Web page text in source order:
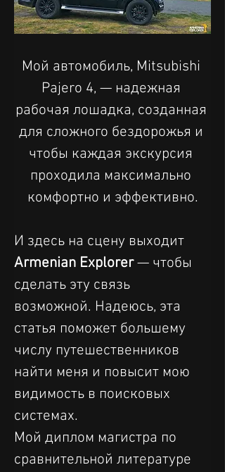
Мой автомобиль, Mitsubishi
Pajero 4, — надежная
рабочая лошадка, созданная
для сложного бездорожья и
чтобы каждая экскурсия
проходила максимально
комфортно и эффективно.
И здесь на сцену выходит
Armenian Explorer — чтобы
сделать эту связь
возможной. Надеюсь, эта
статья поможет большему
числу путешественников
найти меня и повысит мою
видимость в поисковых
системах.
Мой диплом магистра по
сравнительной литературе